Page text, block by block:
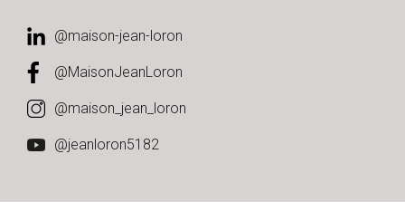
@maison-jean-loron
@MaisonJeanLoron
@maison_jean_loron
@jeanloron5182